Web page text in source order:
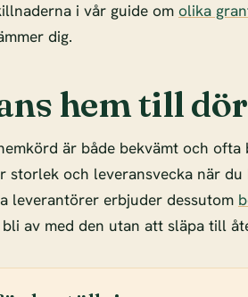
i vår guide om olika
dig.
hem till
är både bekvämt och
storlek och leveransvecka när
leverantörer erbjuder dessutom
av med den utan att släpa till